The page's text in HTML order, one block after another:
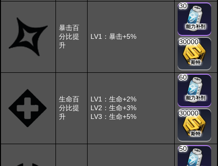
暴击百
分比提
升
LV1：暴击+5%
30
能力补剂
30000
斯特
生命百
分比提
升
LV1：生命+2%
LV2：生命+3%
LV3：生命+5%
60
能力补剂
30000
斯特
50